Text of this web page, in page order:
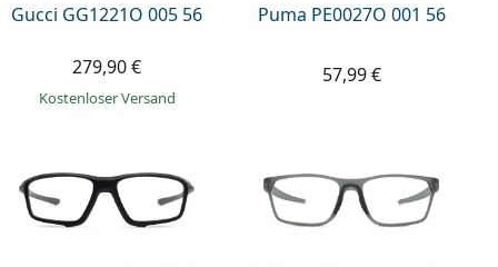
Gucci GG1221O 005 56
279,90 €
Kostenloser Versand
Puma PE0027O 001 56
57,99 €